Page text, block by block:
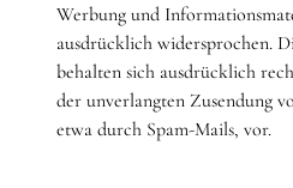
Werbung und
ausdrücklich widersprochen.
behalten sich ausdrücklich
der unverlangten Zusendung
etwa durch Spam-Mails, vor.